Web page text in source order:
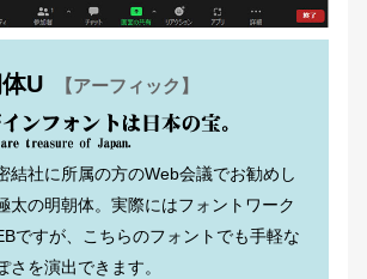
U 【アーフィック】
結社に所属の方のWeb会議でお勧めし
太の明朝体。実際にはフォントワーク
ですが、こちらのフォントでも手軽な
さを演出できます。